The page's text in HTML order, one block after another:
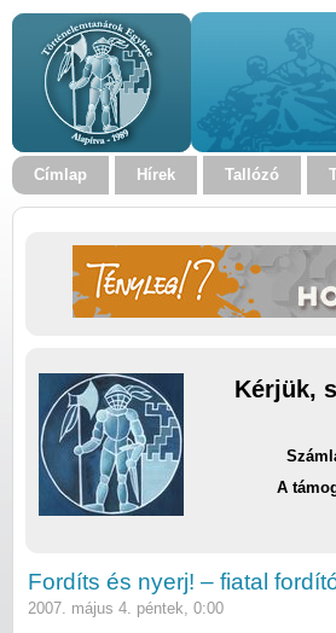
Címlap Hírek Tallózó
Kérjük,
A
Fordíts és nyerj! – fiatal
2007. május 4. péntek, 0:00